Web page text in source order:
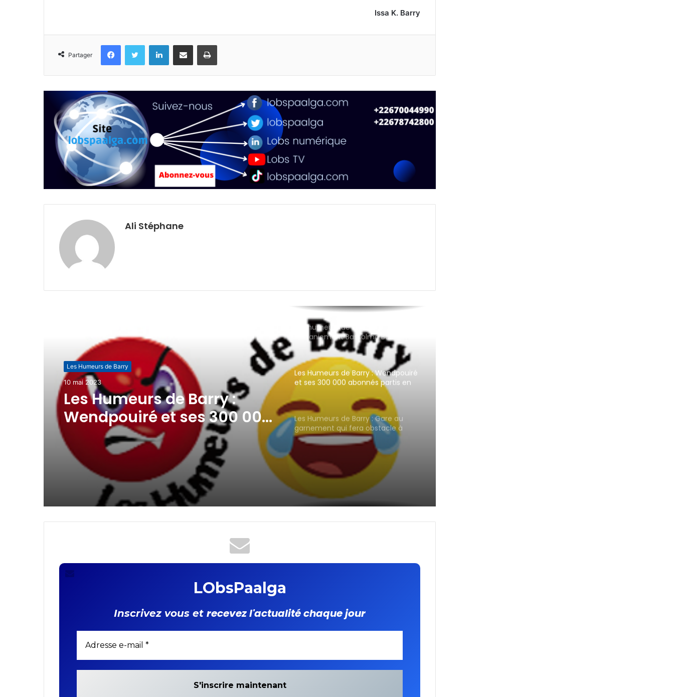
Issa K. Barry
Partager
FacebookTwitter LinkedinPartager par email Imprimer
Ali Stéphane
Les Humeurs de Barry
10 mai 2023
Les Humeurs de Barry :
Wendpouiré et ses 300 000
abonnés partis en fumée !
Les humeurs de Barry : Prochain
remaniement Bassolma Bazié,
ministre d’Etat, ministre des
Affaires occultes
Les Humeurs de Barry : Wendpouiré
et ses 300 000 abonnés partis en
Les Humeurs de Barry : Gare au
garnement qui fera obstacle à
mon épanouissement
LObsPaalga
Inscrivez vous et recevez l'actualité chaque jour